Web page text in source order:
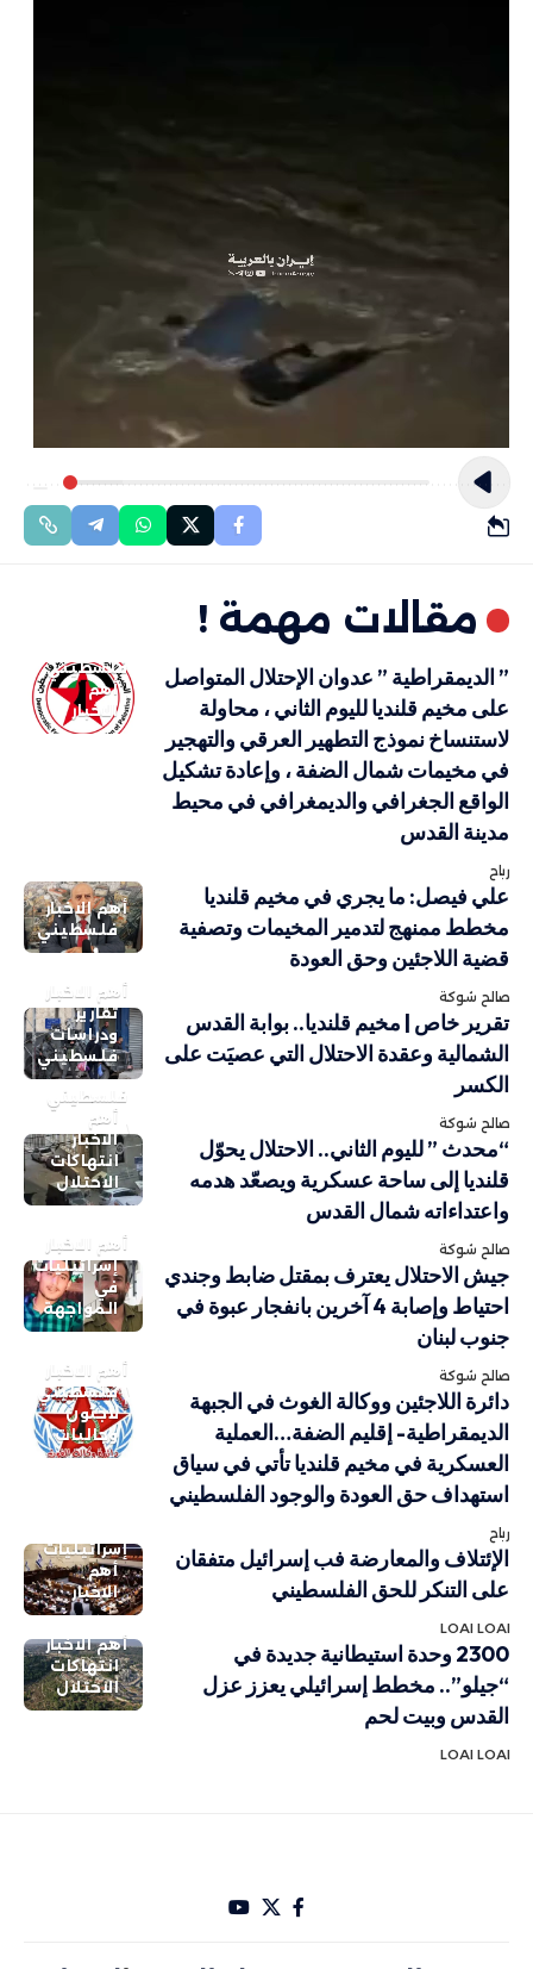
مقالات مهمة !
فلسطيني
أهم
الاخبار
” الديمقراطية ” عدوان الإحتلال المتواصل
على مخيم قلنديا لليوم الثاني ، محاولة
لاستنساخ نموذج التطهير العرقي والتهجير
في مخيمات شمال الضفة ، وإعادة تشكيل
الواقع الجغرافي والديمغرافي في محيط
مدينة القدس
رباح
أهم الاخبار
فلسطيني
علي فيصل: ما يجري في مخيم قلنديا
مخطط ممنهج لتدمير المخيمات وتصفية
قضية اللاجئين وحق العودة
صالح شوكة
أهم الاخبار
تقارير
ودراسات
فلسطيني
تقرير خاص | مخيم قلنديا.. بوابة القدس
الشمالية وعقدة الاحتلال التي عصيَت على
الكسر
صالح شوكة
فلسطيني
أهم
الاخبار
انتهاكات
الاحتلال
“محدث ” لليوم الثاني.. الاحتلال يحوّل
قلنديا إلى ساحة عسكرية ويصعّد هدمه
واعتداءاته شمال القدس
صالح شوكة
أهم الاخبار
إسرائيليات
في
المواجهة
جيش الاحتلال يعترف بمقتل ضابط وجندي
احتياط وإصابة 4 آخرين بانفجار عبوة في
جنوب لبنان
صالح شوكة
أهم الاخبار
فلسطيني
لاجئون
وجاليات
دائرة اللاجئين ووكالة الغوث في الجبهة
الديمقراطية- إقليم الضفة…العملية
العسكرية في مخيم قلنديا تأتي في سياق
استهداف حق العودة والوجود الفلسطيني
رباح
إسرائيليات
أهم
الاخبار
الإئتلاف والمعارضة فب إسرائيل متفقان
على التنكر للحق الفلسطيني
LOAI LOAI
أهم الاخبار
انتهاكات
الاحتلال
2300 وحدة استيطانية جديدة في
“جيلو”.. مخطط إسرائيلي يعزز عزل
القدس وبيت لحم
LOAI LOAI